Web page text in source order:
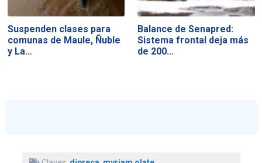
Suspenden clases para
comunas de Maule, Ñuble
y La…
Balance de Senapred:
Sistema frontal deja más
de 200…